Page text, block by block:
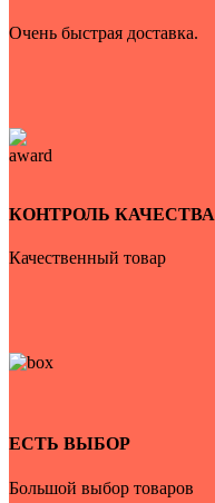
Очень быстрая доставка.
КОНТРОЛЬ КАЧЕСТВА
Качественный товар
ЕСТЬ ВЫБОР
Большой выбор товаров